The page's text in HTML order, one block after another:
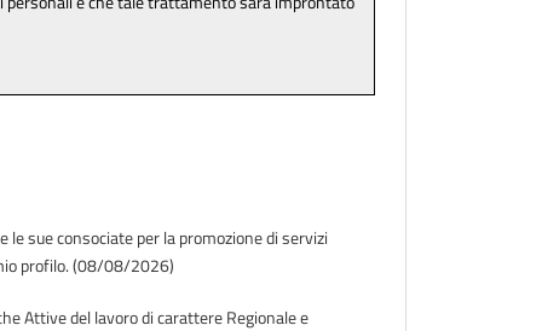
sue consociate per la promozione di servizi
profilo. (08/08/2026)
Attive del lavoro di carattere Regionale e